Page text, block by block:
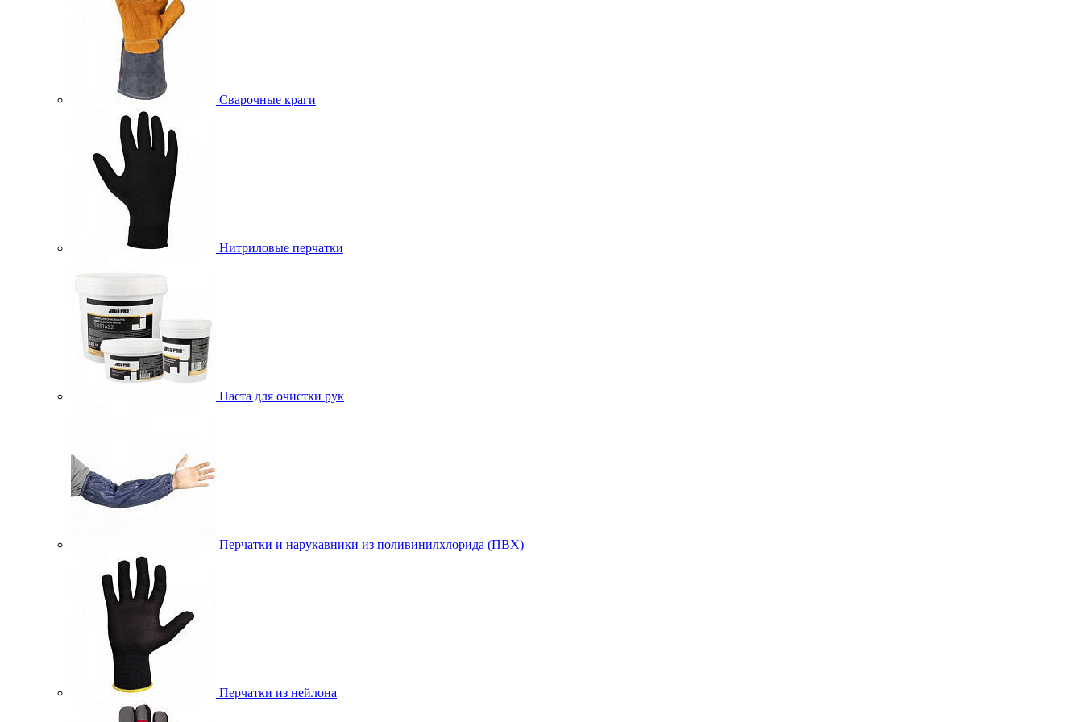
Сварочные краги
Нитриловые перчатки
Паста для очистки рук
Перчатки и нарукавники из поливинилхлорида (ПВХ)
Перчатки из нейлона